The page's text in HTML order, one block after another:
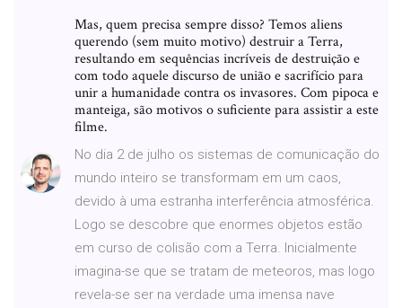
Mas, quem precisa sempre disso? Temos aliens
querendo (sem muito motivo) destruir a Terra,
resultando em sequências incríveis de destruição e
com todo aquele discurso de união e sacrifício para
unir a humanidade contra os invasores. Com pipoca e
manteiga, são motivos o suficiente para assistir a este
filme.
No dia 2 de julho os sistemas de comunicação do
mundo inteiro se transformam em um caos,
devido à uma estranha interferência atmosférica.
Logo se descobre que enormes objetos estão
em curso de colisão com a Terra. Inicialmente
imagina-se que se tratam de meteoros, mas logo
revela-se ser na verdade uma imensa nave